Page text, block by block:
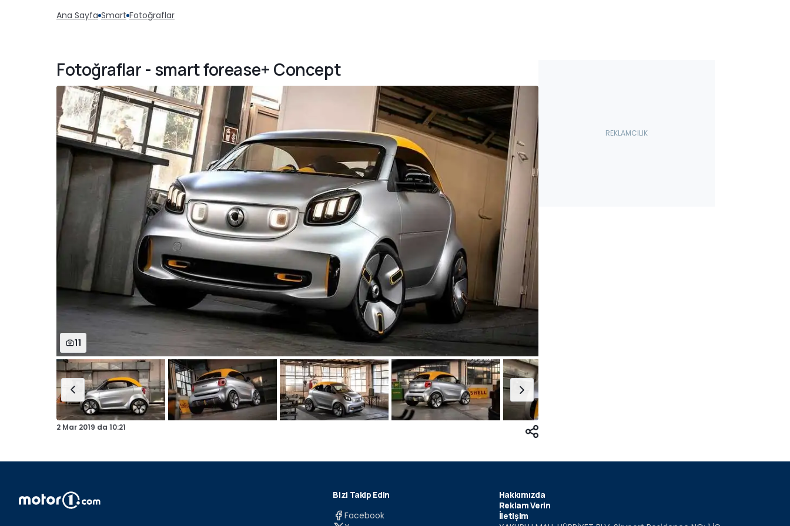
Ana Sayfa Smart Fotoğraflar
Fotoğraflar - smart forease+ Concept
11
2 Mar 2019 da 10:21
Bizi Takip Edin
Facebook
Hakkımızda
Reklam Verin
İletişim